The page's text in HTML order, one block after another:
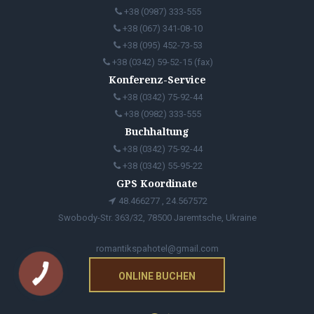
+38 (0987) 333-555
+38 (067) 341-08-10
+38 (095) 452-73-53
+38 (0342) 59-52-15 (fax)
Konferenz-Service
+38 (0342) 75-92-44
+38 (0982) 333-555
Buchhaltung
+38 (0342) 75-92-44
+38 (0342) 55-95-22
GPS Koordinate
48.466277 , 24.567572
Swobody-Str. 363/32, 78500 Jaremtsche, Ukraine
romantikspahotel@gmail.com
ONLINE BUCHEN